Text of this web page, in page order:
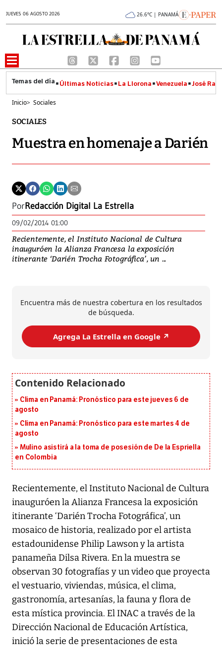
JUEVES 06 AGOSTO 2026 26.6°C | PANAMÁ
Últimas Noticias La Llorona Venezuela José
Inicio> Sociales
SOCIALES
Muestra en homenaje a Darién
PorRedacción Digital La Estrella
09/02/2014 01:00
Recientemente, el Instituto Nacional de Cultura
inauguróen la Alianza Francesa la exposición
itinerante ‘Darién Trocha Fotográfica’, un ...
Encuentra más de nuestra cobertura en los resultados
de búsqueda.
Agrega La Estrella en Google ↗️
Clima en Panamá: Pronóstico para este jueves 6 de
agosto
Clima en Panamá: Pronóstico para este martes 4 de
agosto
Mulino asistirá a la toma de posesión de De la Espriella
en Colombia
Recientemente, el Instituto Nacional de Cultura
inauguróen la Alianza Francesa la exposición
itinerante ‘Darién Trocha Fotográfica’, un
mosaico de historia, realizado por el artista
estadounidense Philip Lawson y la artista
panameña Dilsa Rivera. En la muestra se
observan 30 fotografías y un video que proyecta
el vestuario, viviendas, música, el clima,
gastronomía, artesanías, la fauna y flora de
esta mística provincia. El INAC a través de la
Dirección Nacional de Educación Artística,
inició la serie de presentaciones de esta